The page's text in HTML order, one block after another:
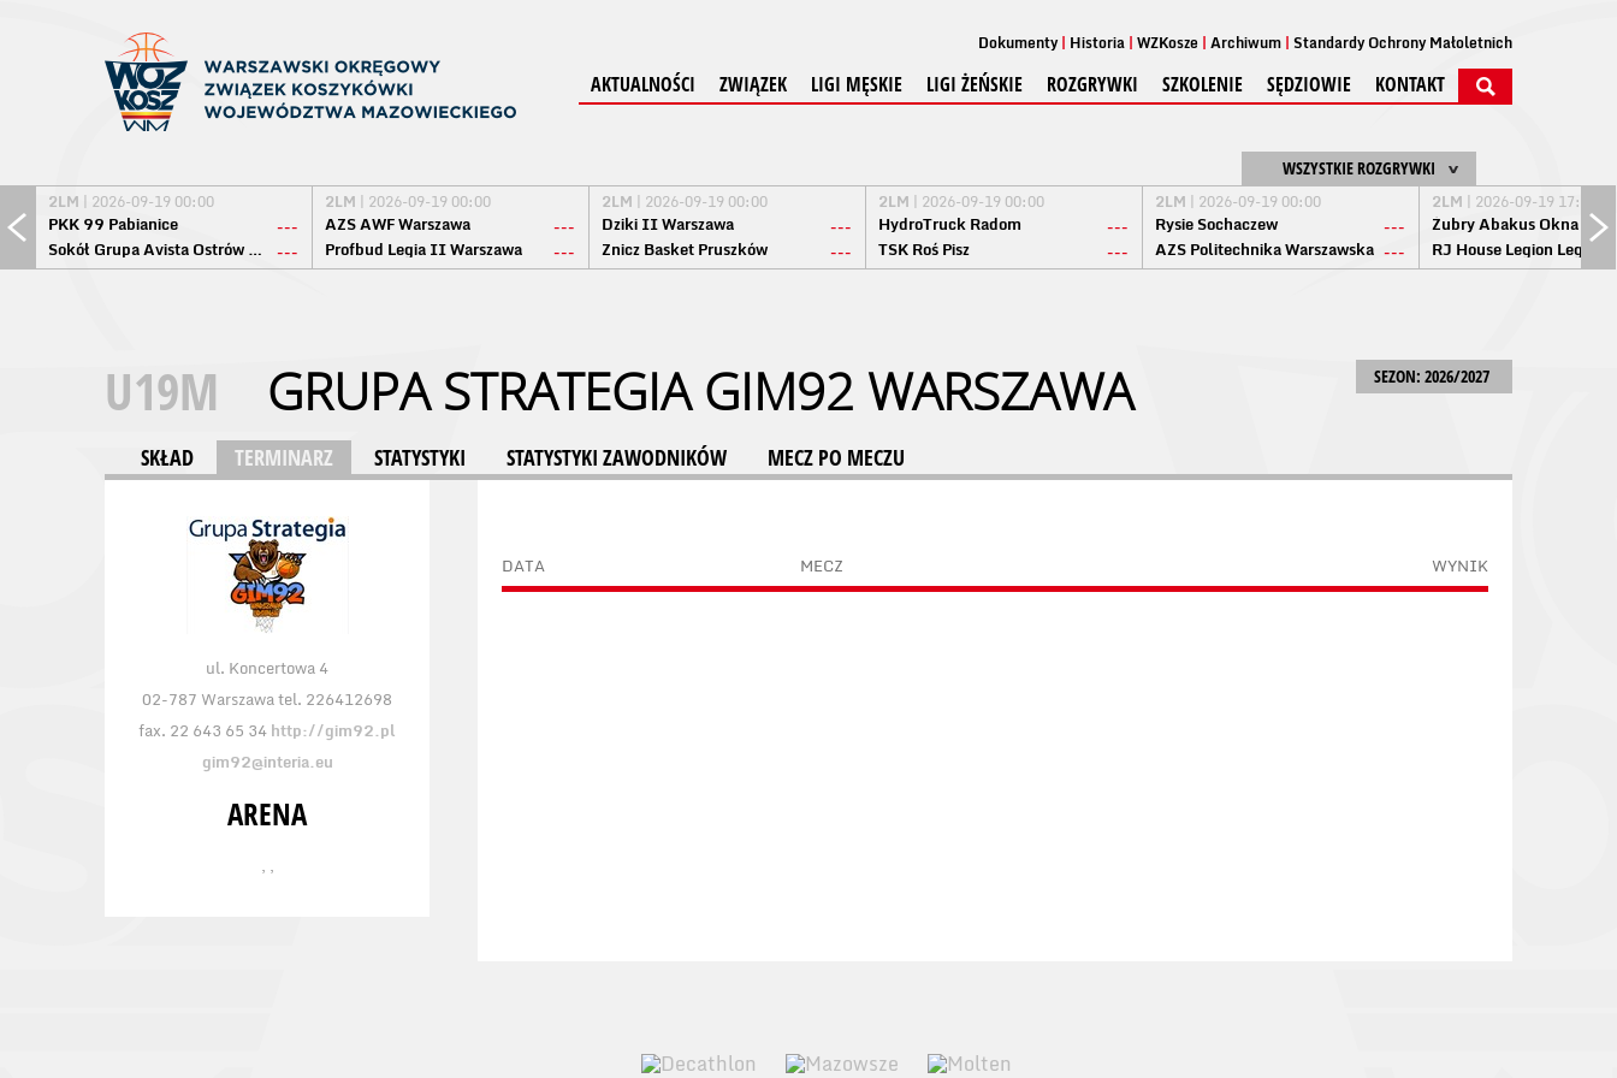
Dokumenty Historia WZKosze Archiwum Standardy Ochrony Małoletnich
AKTUALNOŚCI ZWIĄZEK LIGI MĘSKIE LIGI ŻEŃSKIE ROZGRYWKI SZKOLENIE SĘDZIOWIE KONTAKT
WSZYSTKIE ROZGRYWKI
2LM | 2026-09-19 00:00
PKK 99 Pabianice
---
Sokół Grupa Avista Ostrów Maz. ---
2LM | 2026-09-19 00:00
AZS AWF Warszawa
---
Profbud Legia II Warszawa
---
2LM | 2026-09-19 00:00
Dziki II Warszawa
---
Znicz Basket Pruszków
---
2LM | 2026-09-19 00:00
HydroTruck Radom
---
TSK Roś Pisz
---
2LM | 2026-09-19 00:00
Rysie Sochaczew
---
AZS Politechnika Warszawska ---
2LM | 2026-09-19 17:00
Żubry Abakus Okna
RJ House Legion
SEZON: 2026/2027
U19M GRUPA STRATEGIA GIM92 WARSZAWA
SKŁAD TERMINARZ STATYSTYKI STATYSTYKI ZAWODNIKÓW MECZ PO MECZU
ul. Koncertowa 4
02-787 Warszawa tel. 226412698
fax. 22 643 65 34http://gim92.pl
gim92@interia.eu
ARENA
, ,
DATA MECZ WYNIK